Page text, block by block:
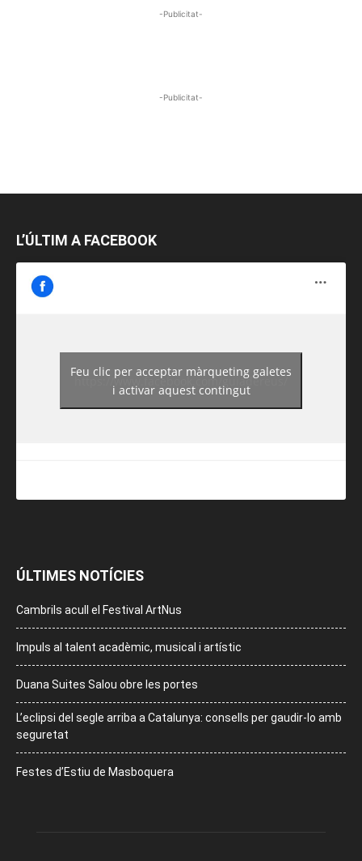
-Publicitat-
-Publicitat-
L’ÚLTIM A FACEBOOK
https://www.facebook.com/guiadereus/
Feu clic per acceptar màrqueting galetes
i activar aquest contingut
ÚLTIMES NOTÍCIES
Cambrils acull el Festival ArtNus
Impuls al talent acadèmic, musical i artístic
Duana Suites Salou obre les portes
L’eclipsi del segle arriba a Catalunya: consells per gaudir-lo amb
seguretat
Festes d’Estiu de Masboquera